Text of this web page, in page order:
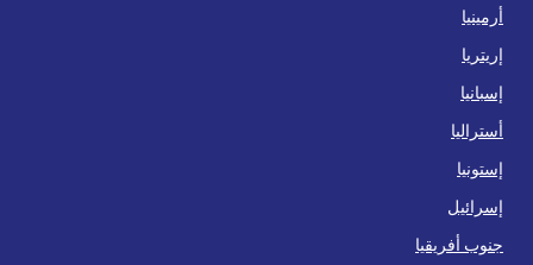
أرمينيا
إريتريا
إسبانيا
أستراليا
إستونيا
إسرائيل
جنوب أفريقيا